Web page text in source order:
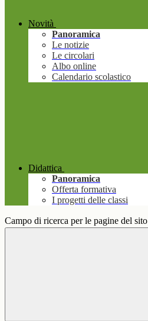
Novità
Panoramica
Le notizie
Le circolari
Albo online
Calendario scolastico
Didattica
Panoramica
Offerta formativa
I progetti delle classi
Campo di ricerca per le pagine del sito